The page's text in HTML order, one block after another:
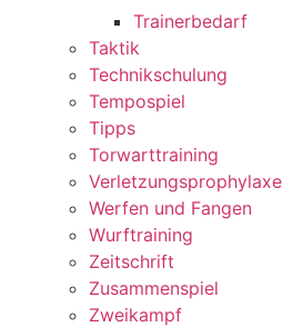
Trainerbedarf
Taktik
Technikschulung
Tempospiel
Tipps
Torwarttraining
Verletzungsprophylaxe
Werfen und Fangen
Wurftraining
Zeitschrift
Zusammenspiel
Zweikampf